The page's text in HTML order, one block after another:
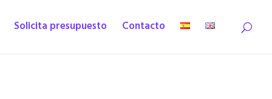
Solicita presupuesto Contacto